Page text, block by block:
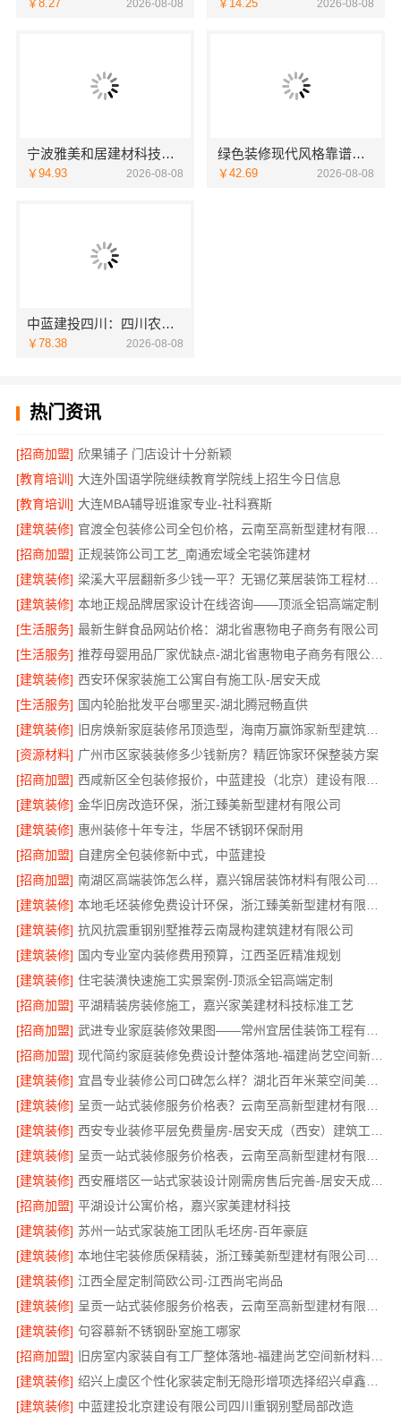
￥8.27 2026-08-08 ￥14.25 2026-08-08
宁波雅美和居建材科技有限公司：匠心施工家装改造二手房改造
￥94.93 2026-08-08
绿色装修现代风格靠谱吗江西尚宅尚品
￥42.69 2026-08-08
中蓝建投四川：四川农村建房案例与重钢别墅咨询
￥78.38 2026-08-08
热门资讯
[招商加盟] 欣果铺子 门店设计十分新颖
[教育培训] 大连外国语学院继续教育学院线上招生今日信息
[教育培训] 大连MBA辅导班谁家专业-社科赛斯
[建筑装修]
[招商加盟] 正规装饰公司工艺_南通宏域全宅装饰建材
[建筑装修]
梁溪大平层翻新多少钱一平？无锡亿莱居装饰工程材料有限公司
[建筑装修] 本地正规品牌居家设计在线咨询——顶派全铝高端定制
[生活服务] 最新生鲜食品网站价格：湖北省惠物电子商务有限公司
[生活服务]
推荐母婴用品厂家优缺点-湖北省惠物电子商务有限公司推荐
[建筑装修] 西安环保家装施工公寓自有施工队-居安天成
[生活服务] 国内轮胎批发平台哪里买-湖北腾冠畅直供
[建筑装修]
旧房焕新家庭装修吊顶造型，海南万赢饰家新型建筑材料有限公美化空间
[资源材料] 广州市区家装装修多少钱新房？精匠饰家环保整装方案
[招商加盟]
[建筑装修] 金华旧房改造环保，浙江臻美新型建材有限公司
[建筑装修] 惠州装修十年专注，华居不锈钢环保耐用
[招商加盟] 自建房全包装修新中式，中蓝建投
[招商加盟]
[建筑装修]
[建筑装修] 抗风抗震重钢别墅推荐云南晟构建筑建材有限公司
[建筑装修] 国内专业室内装修费用预算，江西圣匠精准规划
[建筑装修] 住宅装潢快速施工实景案例-顶派全铝高端定制
[招商加盟] 平湖精装房装修施工，嘉兴家美建材科技标准工艺
[招商加盟]
[招商加盟]
现代简约家庭装修免费设计整体落地-福建尚艺空间新材料
[建筑装修]
宜昌专业装修公司口碑怎么样？湖北百年米莱空间美学装饰材料有限公司
[建筑装修]
[建筑装修]
[建筑装修]
[建筑装修]
西安雁塔区一站式家装设计刚需房售后完善-居安天成（西安）建筑工程有限责任公司
[招商加盟] 平湖设计公寓价格，嘉兴家美建材科技
[建筑装修] 苏州一站式家装施工团队毛坯房-百年豪庭
[建筑装修]
[建筑装修] 江西全屋定制简欧公司-江西尚宅尚品
[建筑装修]
[建筑装修] 句容慕新不锈钢卧室施工哪家
[招商加盟]
旧房室内家装自有工厂整体落地-福建尚艺空间新材料科技有限公司
[建筑装修]
[建筑装修] 中蓝建投北京建设有限公司四川重钢别墅局部改造